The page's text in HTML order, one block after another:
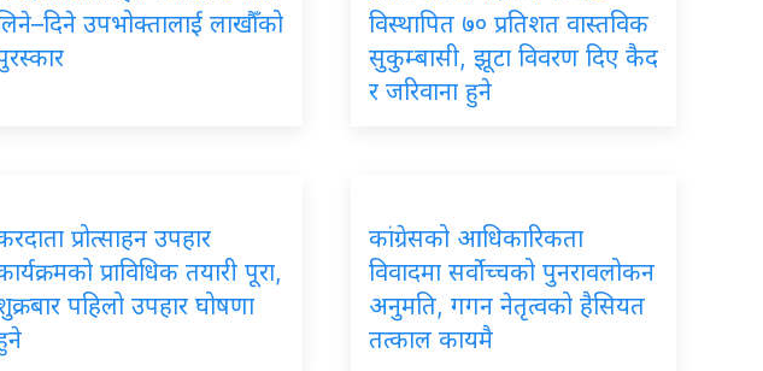
उपभोक्तालाई लाखौँको
विस्थापित ७० प्रतिशत वास्तविक
सुकुम्बासी, झूटा विवरण दिए कैद
र जरिवाना हुने
प्रोत्साहन उपहार
प्राविधिक तयारी पूरा,
पहिलो उपहार घोषणा
कांग्रेसको आधिकारिकता
विवादमा सर्वोच्चको पुनरावलोकन
अनुमति, गगन नेतृत्वको हैसियत
तत्काल कायमै